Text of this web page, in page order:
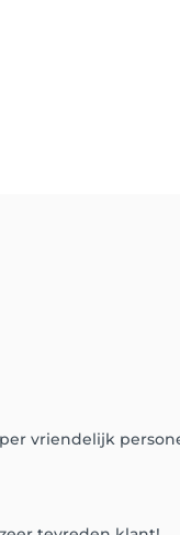
vriendelijk